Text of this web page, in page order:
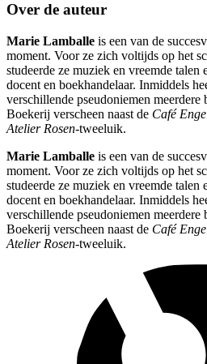
Over de auteur
Marie Lamballe is een van de
moment. Voor ze zich voltijds op het
studeerde ze muziek en vreemde talen
docent en boekhandelaar. Inmiddels
verschillende pseudoniemen meerdere
Boekerij verscheen naast de Café
Atelier Rosen-tweeluik.
Marie Lamballe is een van de
moment. Voor ze zich voltijds op het
studeerde ze muziek en vreemde talen
docent en boekhandelaar. Inmiddels
verschillende pseudoniemen meerdere
Boekerij verscheen naast de Café
Atelier Rosen-tweeluik.